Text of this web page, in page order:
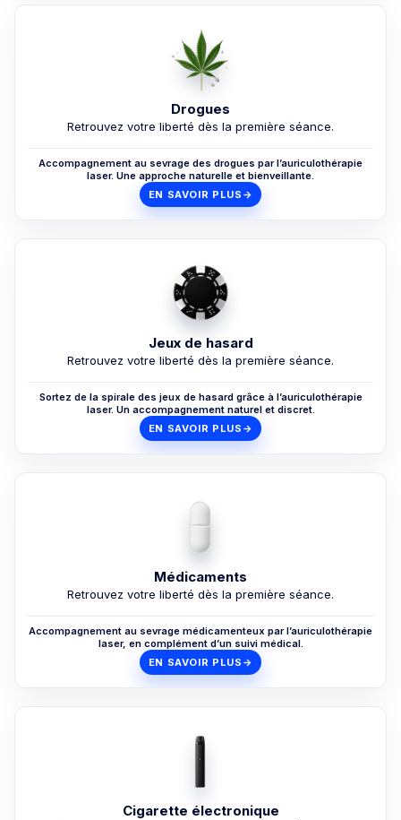
Drogues
Retrouvez votre liberté dès la première séance.
Accompagnement au sevrage des drogues par l’auriculothérapie
laser. Une approche naturelle et bienveillante.
EN SAVOIR PLUS →
Jeux de hasard
Retrouvez votre liberté dès la première séance.
Sortez de la spirale des jeux de hasard grâce à l’auriculothérapie
laser. Un accompagnement naturel et discret.
EN SAVOIR PLUS →
Médicaments
Retrouvez votre liberté dès la première séance.
Accompagnement au sevrage médicamenteux par l’auriculothérapie
laser, en complément d’un suivi médical.
EN SAVOIR PLUS →
Cigarette électronique